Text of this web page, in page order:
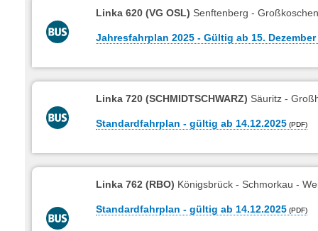
Linka 620 (VG OSL) Senftenberg -
Jahresfahrplan 2025 - Gültig ab 15. Dezember
Linka 720 (SCHMIDTSCHWARZ) Säuritz -
Standardfahrplan - gültig ab 14.12.2025
Linka 762 (RBO) Königsbrück - Schmorkau -
Standardfahrplan - gültig ab 14.12.2025